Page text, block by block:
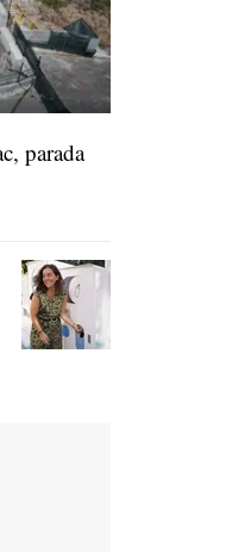
parada